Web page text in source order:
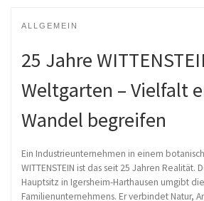
ALLGEMEIN
25 Jahre
Weltgarten – Vielfalt
Wandel begreifen
Ein Industrieunternehmen in einem
WITTENSTEIN ist das seit 25 Jahren Realität.
Hauptsitz in Igersheim-Harthausen umgibt
Familienunternehmens. Er verbindet Natur,